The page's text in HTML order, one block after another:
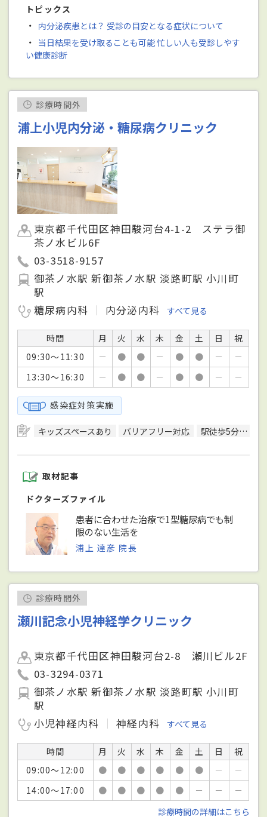
トピックス
・ 内分泌疾患とは？ 受診の目安となる症状について
・ 当日結果を受け取ることも可能 忙しい人も受診しやす
い健康診断
診療時間外
浦上小児内分泌・糖尿病クリニック
東京都千代田区神田駿河台4-1-2 ステラ御
茶ノ水ビル6F
03-3518-9157
御茶ノ水駅 新御茶ノ水駅 淡路町駅 小川町
駅
糖尿病内科
内分泌内科 すべて見る
時間 月 火 水 木 金 土 日
祝
09:30～11:30
－ ● ● － ● ● －
－
13:30～16:30
－ ● ● － ● ● － －
感染症対策実施
キッズスペースあり バリアフリー対応 駅徒歩5分圏内
取材記事
ドクターズファイル
患者に合わせた治療で1型糖尿病でも制
限のない生活を
浦上 達彦 院長
診療時間外
瀬川記念小児神経学クリニック
東京都千代田区神田駿河台2-8 瀬川ビル2F
03-3294-0371
御茶ノ水駅 新御茶ノ水駅 淡路町駅 小川町
駅
小児神経内科
神経内科 すべて見る
時間 月 火 水 木 金 土 日
祝
09:00～12:00
● ● ● ● ● ● －
－
14:00～17:00
● ● ● ● ● － －
－
診療時間の詳細はこちら